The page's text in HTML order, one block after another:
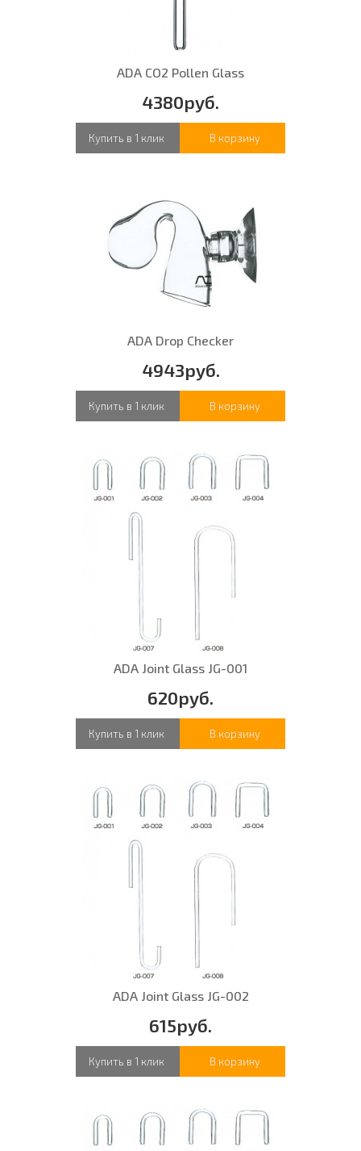
ADA CO2 Pollen Glass
4380руб.
Купить в 1 клик В корзину
ADA Drop Checker
4943руб.
Купить в 1 клик В корзину
ADA Joint Glass JG-001
620руб.
Купить в 1 клик В корзину
ADA Joint Glass JG-002
615руб.
Купить в 1 клик В корзину